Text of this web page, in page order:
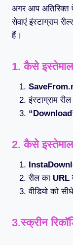
अगर आप अतिरिक्त
सेवाएं इंस्टाग्राम
हैं।
1.कैसे
इंस्टाग्राम
2.कैसे
रील का URL
वीडियो को
3.स्क्रीन